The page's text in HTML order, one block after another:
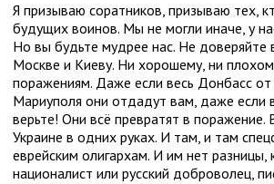
Я призываю соратников, призываю тех,
будущих воинов. Мы не могли иначе, у
Но вы будьте мудрее нас. Не доверяйте
Москве и Киеву. Ни хорошему, ни
поражениям. Даже если весь Донбасс от
Мариуполя они отдадут вам, даже если
верьте! Они всё превратят в поражение.
Украине в одних руках. И там, и там
еврейским олигархам. И им нет разницы,
националист или русский доброволец,